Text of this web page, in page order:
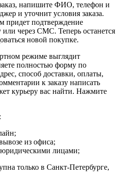
напишите ФИО, телефон и
и уточнит условия заказа.
придет подтверждение
через СМС. Теперь останется
новой покупке.
режиме выглядит
полностью форму по
способ доставки, оплаты,
к заказу написать
курьеру вас найти. Нажмите
из офиса;
юридическими лицами;
только в Санкт-Петербурге,